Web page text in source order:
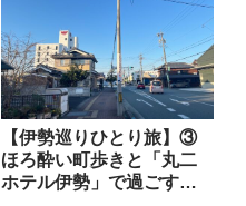
【伊勢巡りひとり旅】③
ほろ酔い町歩きと「丸二
ホテル伊勢」で過ごす年